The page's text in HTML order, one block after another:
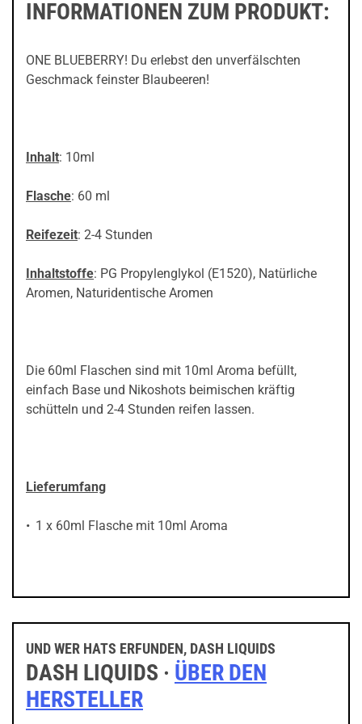
INFORMATIONEN ZUM PRODUKT:
ONE BLUEBERRY! Du erlebst den unverfälschten
Geschmack feinster Blaubeeren!
Inhalt: 10ml
Flasche: 60 ml
Reifezeit: 2-4 Stunden
Inhaltstoffe: PG Propylenglykol (E1520), Natürliche
Aromen, Naturidentische Aromen
Die 60ml Flaschen sind mit 10ml Aroma befüllt,
einfach Base und Nikoshots beimischen kräftig
schütteln und 2-4 Stunden reifen lassen.
Lieferumfang
1 x 60ml Flasche mit 10ml Aroma
UND WER HATS ERFUNDEN, DASH LIQUIDS
DASH LIQUIDS · ÜBER DEN
HERSTELLER